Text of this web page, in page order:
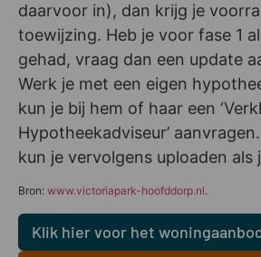
daarvoor in), dan krijg je
toewijzing. Heb je voor fase 1
gehad, vraag dan een update
Werk je met een eigen
kun je bij hem of haar een
Hypotheekadviseur’
kun je vervolgens uploaden als
Bron: www.victoriapark-hoofddorp.nl.
Klik hier voor het